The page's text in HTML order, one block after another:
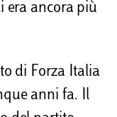
era ancora più
di Forza Italia
anni fa. Il